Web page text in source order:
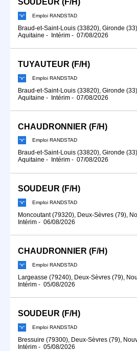
SOUDEUR (F/H)
Emploi RANDSTAD
Braud-et-Saint-Louis (33820), Gironde
Aquitaine - Intérim - 07/08/2026
TUYAUTEUR (F/H)
Emploi RANDSTAD
Braud-et-Saint-Louis (33820), Gironde
Aquitaine - Intérim - 07/08/2026
CHAUDRONNIER (F/H)
Emploi RANDSTAD
Braud-et-Saint-Louis (33820), Gironde
Aquitaine - Intérim - 07/08/2026
SOUDEUR (F/H)
Emploi RANDSTAD
Moncoutant (79320), Deux-Sèvres (79),
Intérim - 06/08/2026
CHAUDRONNIER (F/H)
Emploi RANDSTAD
Largeasse (79240), Deux-Sèvres (79),
Intérim - 05/08/2026
SOUDEUR (F/H)
Emploi RANDSTAD
Bressuire (79300), Deux-Sèvres (79),
Intérim - 05/08/2026